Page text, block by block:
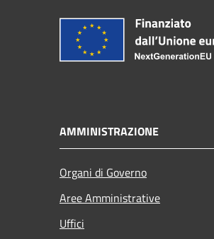
AMMINISTRAZIONE
Organi di Governo
Aree Amministrative
Uffici